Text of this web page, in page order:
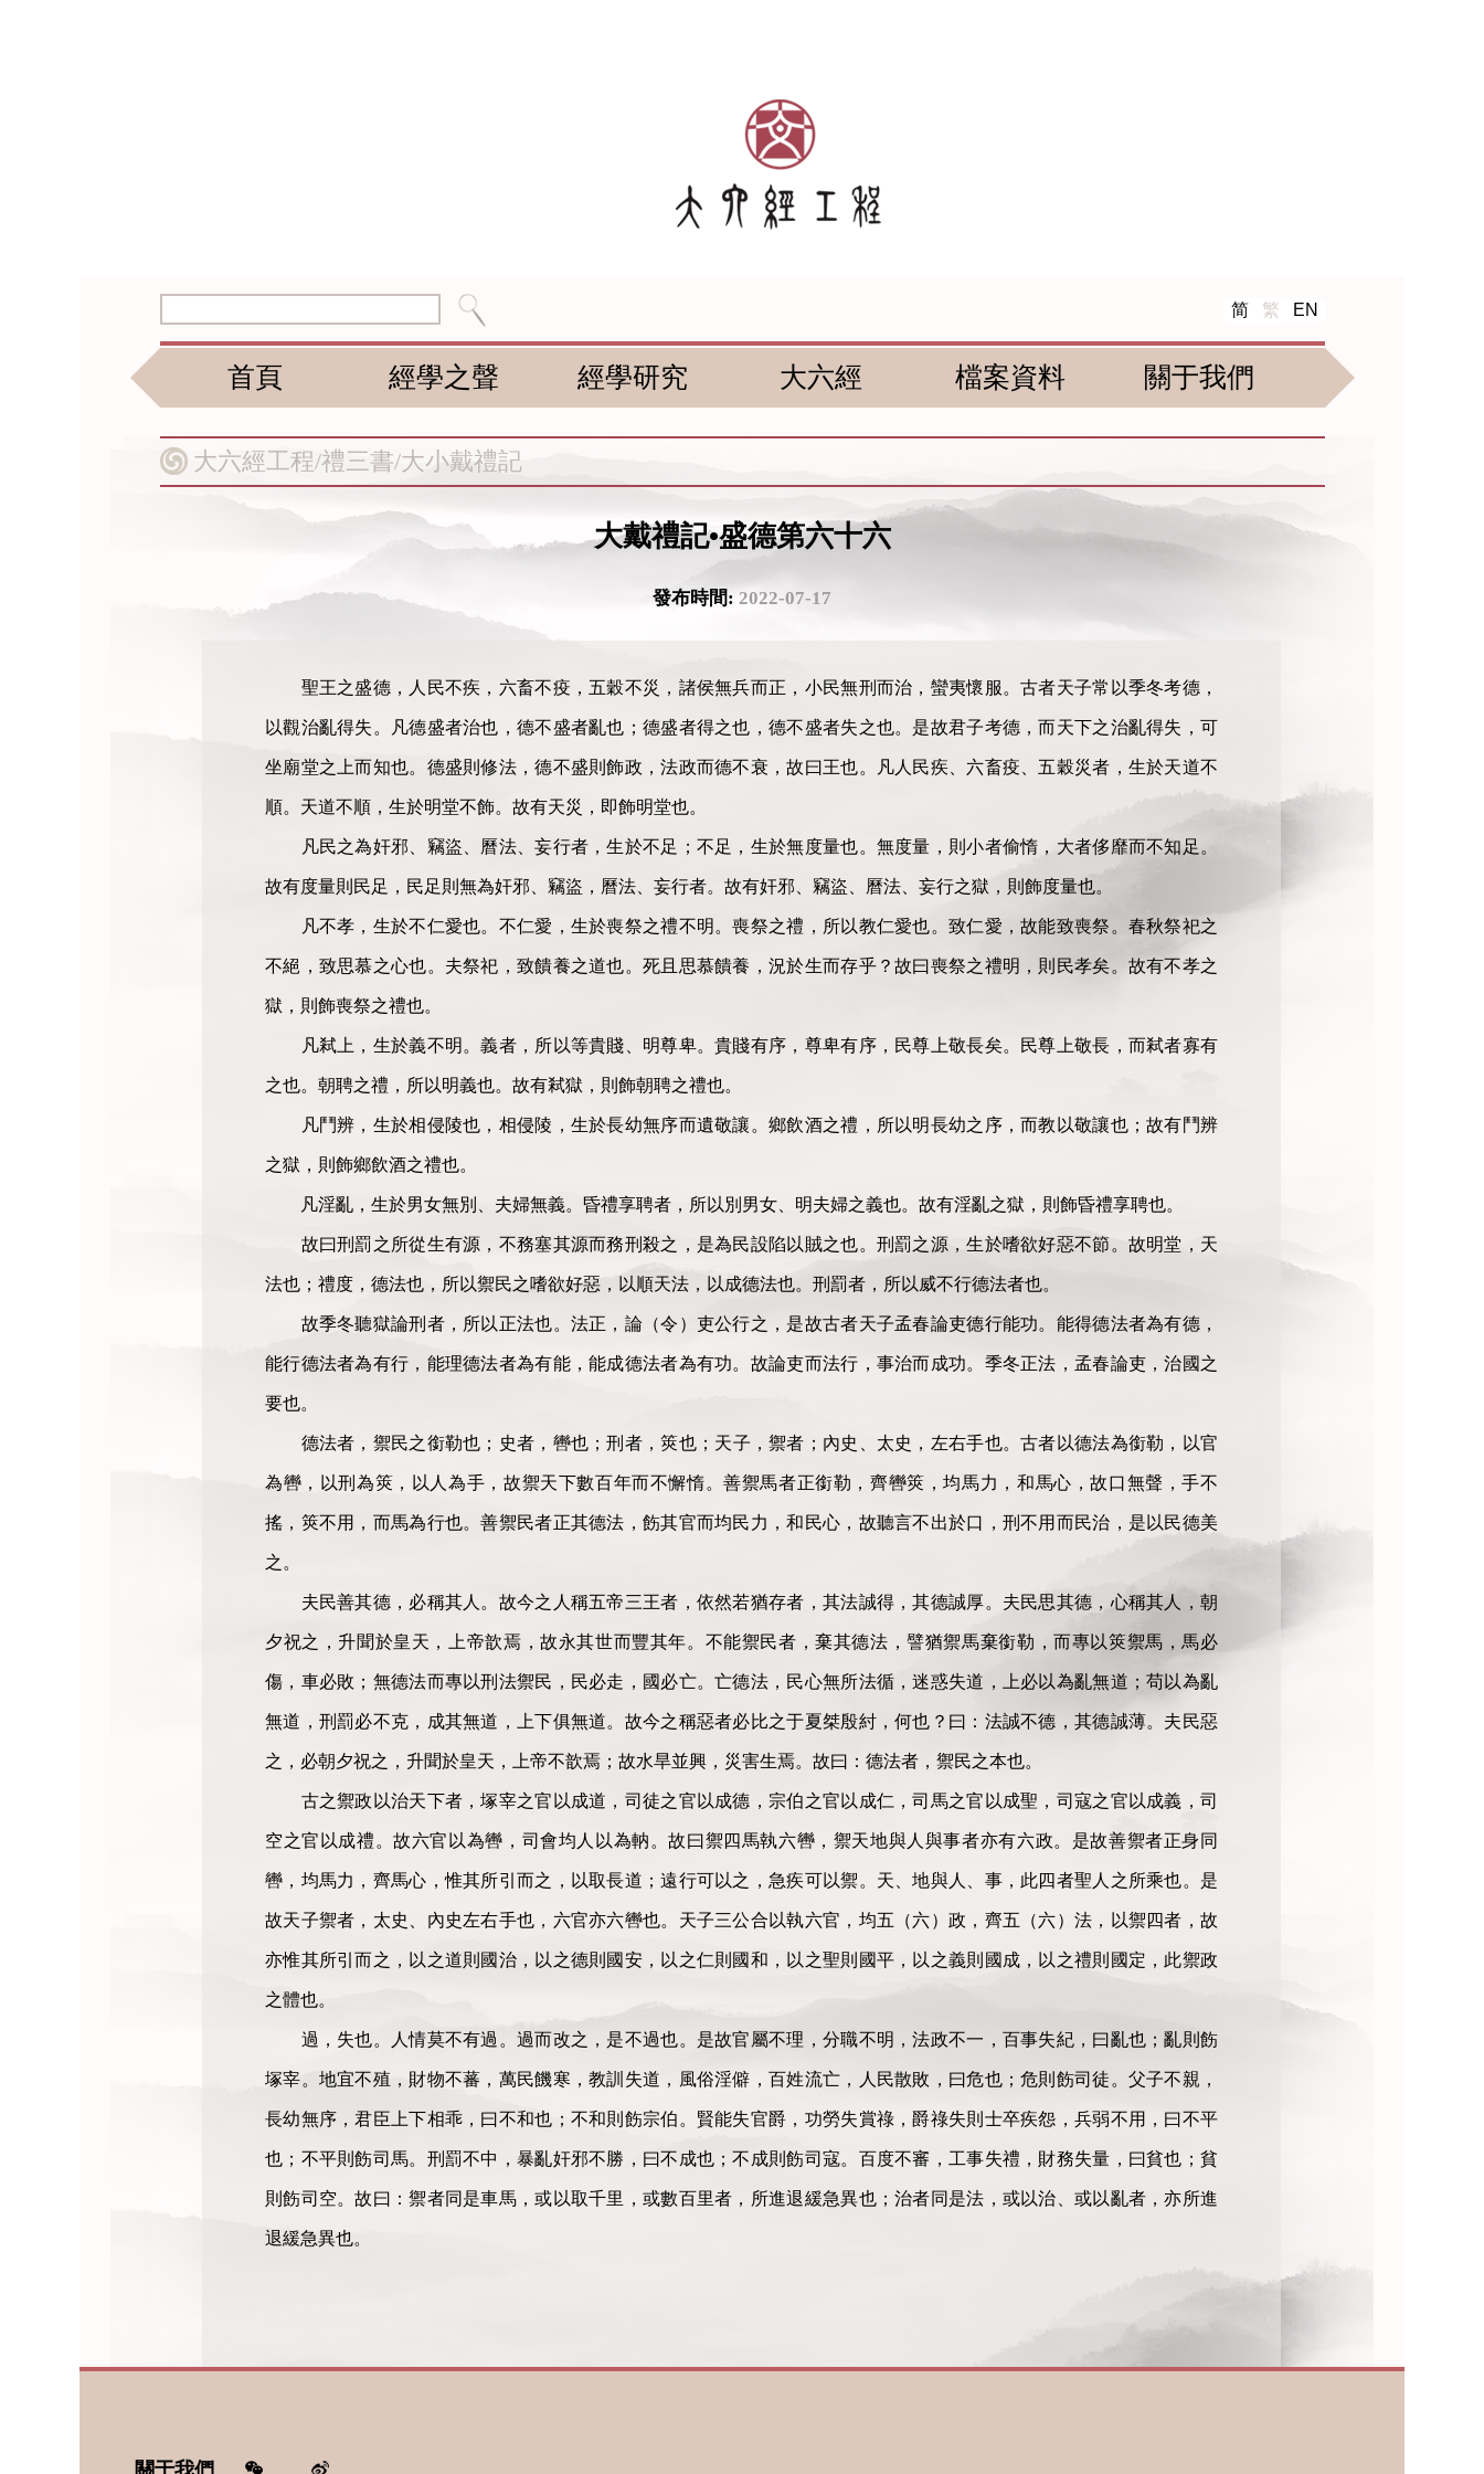
简 繁 EN
首頁 經學之聲 經學研究 大六經 檔案資料 關于我們
大六經工程/禮三書/大小戴禮記
大戴禮記•盛德第六十六
發布時間: 2022-07-17
聖王之盛德，人民不疾，六畜不疫，五穀不災，諸侯無兵而正，小民無刑而治，蠻夷懷服。古者天子常以季冬考德，
以觀治亂得失。凡德盛者治也，德不盛者亂也；德盛者得之也，德不盛者失之也。是故君子考德，而天下之治亂得失，可
坐廟堂之上而知也。德盛則修法，德不盛則飾政，法政而德不衰，故曰王也。凡人民疾、六畜疫、五穀災者，生於天道不
順。天道不順，生於明堂不飾。故有天災，即飾明堂也。
凡民之為奸邪、竊盜、曆法、妄行者，生於不足；不足，生於無度量也。無度量，則小者偷惰，大者侈靡而不知足。
故有度量則民足，民足則無為奸邪、竊盜，曆法、妄行者。故有奸邪、竊盜、曆法、妄行之獄，則飾度量也。
凡不孝，生於不仁愛也。不仁愛，生於喪祭之禮不明。喪祭之禮，所以教仁愛也。致仁愛，故能致喪祭。春秋祭祀之
不絕，致思慕之心也。夫祭祀，致饋養之道也。死且思慕饋養，況於生而存乎？故曰喪祭之禮明，則民孝矣。故有不孝之
獄，則飾喪祭之禮也。
凡弒上，生於義不明。義者，所以等貴賤、明尊卑。貴賤有序，尊卑有序，民尊上敬長矣。民尊上敬長，而弒者寡有
之也。朝聘之禮，所以明義也。故有弒獄，則飾朝聘之禮也。
凡鬥辨，生於相侵陵也，相侵陵，生於長幼無序而遺敬讓。鄉飲酒之禮，所以明長幼之序，而教以敬讓也；故有鬥辨
之獄，則飾鄉飲酒之禮也。
凡淫亂，生於男女無別、夫婦無義。昏禮享聘者，所以別男女、明夫婦之義也。故有淫亂之獄，則飾昏禮享聘也。
故曰刑罰之所從生有源，不務塞其源而務刑殺之，是為民設陷以賊之也。刑罰之源，生於嗜欲好惡不節。故明堂，天
法也；禮度，德法也，所以禦民之嗜欲好惡，以順天法，以成德法也。刑罰者，所以威不行德法者也。
故季冬聽獄論刑者，所以正法也。法正，論（令）吏公行之，是故古者天子孟春論吏德行能功。能得德法者為有德，
能行德法者為有行，能理德法者為有能，能成德法者為有功。故論吏而法行，事治而成功。季冬正法，孟春論吏，治國之
要也。
德法者，禦民之銜勒也；史者，轡也；刑者，筴也；天子，禦者；內史、太史，左右手也。古者以德法為銜勒，以官
為轡，以刑為筴，以人為手，故禦天下數百年而不懈惰。善禦馬者正銜勒，齊轡筴，均馬力，和馬心，故口無聲，手不
搖，筴不用，而馬為行也。善禦民者正其德法，飭其官而均民力，和民心，故聽言不出於口，刑不用而民治，是以民德美
之。
夫民善其德，必稱其人。故今之人稱五帝三王者，依然若猶存者，其法誠得，其德誠厚。夫民思其德，心稱其人，朝
夕祝之，升聞於皇天，上帝歆焉，故永其世而豐其年。不能禦民者，棄其德法，譬猶禦馬棄銜勒，而專以筴禦馬，馬必
傷，車必敗；無德法而專以刑法禦民，民必走，國必亡。亡德法，民心無所法循，迷惑失道，上必以為亂無道；苟以為亂
無道，刑罰必不克，成其無道，上下俱無道。故今之稱惡者必比之于夏桀殷紂，何也？曰：法誠不德，其德誠薄。夫民惡
之，必朝夕祝之，升聞於皇天，上帝不歆焉；故水旱並興，災害生焉。故曰：德法者，禦民之本也。
古之禦政以治天下者，塚宰之官以成道，司徒之官以成德，宗伯之官以成仁，司馬之官以成聖，司寇之官以成義，司
空之官以成禮。故六官以為轡，司會均人以為軜。故曰禦四馬執六轡，禦天地與人與事者亦有六政。是故善禦者正身同
轡，均馬力，齊馬心，惟其所引而之，以取長道；遠行可以之，急疾可以禦。天、地與人、事，此四者聖人之所乘也。是
故天子禦者，太史、內史左右手也，六官亦六轡也。天子三公合以執六官，均五（六）政，齊五（六）法，以禦四者，故
亦惟其所引而之，以之道則國治，以之德則國安，以之仁則國和，以之聖則國平，以之義則國成，以之禮則國定，此禦政
之體也。
過，失也。人情莫不有過。過而改之，是不過也。是故官屬不理，分職不明，法政不一，百事失紀，曰亂也；亂則飭
塚宰。地宜不殖，財物不蕃，萬民饑寒，教訓失道，風俗淫僻，百姓流亡，人民散敗，曰危也；危則飭司徒。父子不親，
長幼無序，君臣上下相乖，曰不和也；不和則飭宗伯。賢能失官爵，功勞失賞祿，爵祿失則士卒疾怨，兵弱不用，曰不平
也；不平則飭司馬。刑罰不中，暴亂奸邪不勝，曰不成也；不成則飭司寇。百度不審，工事失禮，財務失量，曰貧也；貧
則飭司空。故曰：禦者同是車馬，或以取千里，或數百里者，所進退緩急異也；治者同是法，或以治、或以亂者，亦所進
退緩急異也。
關于我們